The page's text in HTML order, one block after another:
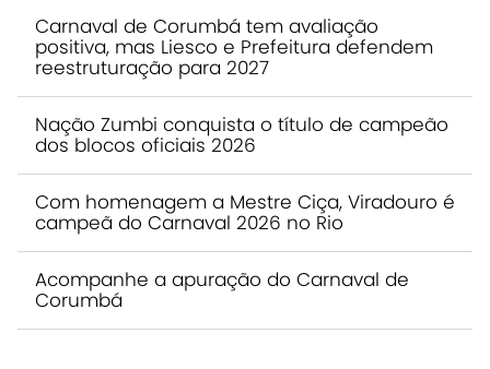
Carnaval de Corumbá tem avaliação
positiva, mas Liesco e Prefeitura defendem
reestruturação para 2027
Nação Zumbi conquista o título de campeão
dos blocos oficiais 2026
Com homenagem a Mestre Ciça, Viradouro é
campeã do Carnaval 2026 no Rio
Acompanhe a apuração do Carnaval de
Corumbá